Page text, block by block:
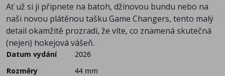
Ať už si ji připnete na batoh, džínovou bundu nebo na
naši novou plátěnou tašku Game Changers, tento malý
detail okamžitě prozradí, že víte, co znamená skutečná
(nejen) hokejová vášeň.
Datum vydání
2026
Rozměry
44 mm